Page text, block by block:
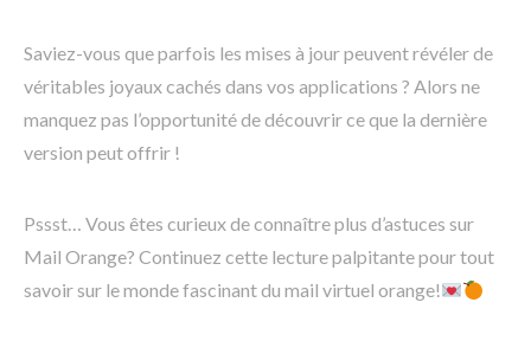
Saviez-vous que parfois les mises à jour peuvent révéler de
véritables joyaux cachés dans vos applications ? Alors ne
manquez pas l’opportunité de découvrir ce que la dernière
version peut offrir !
Pssst… Vous êtes curieux de connaître plus d’astuces sur
Mail Orange? Continuez cette lecture palpitante pour tout
savoir sur le monde fascinant du mail virtuel orange!